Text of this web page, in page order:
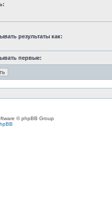
результаты как:
первые:
© phpBB Group